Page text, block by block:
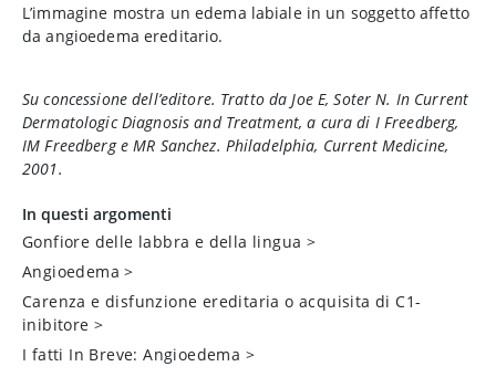
L’immagine mostra un edema labiale in un soggetto affetto
da angioedema ereditario.
Su concessione dell’editore. Tratto da Joe E, Soter N. In Current
Dermatologic Diagnosis and Treatment, a cura di I Freedberg,
IM Freedberg e MR Sanchez. Philadelphia, Current Medicine,
2001.
In questi argomenti
Gonfiore delle labbra e della lingua >
Angioedema >
Carenza e disfunzione ereditaria o acquisita diC1-
inibitore >
I fatti In Breve: Angioedema >